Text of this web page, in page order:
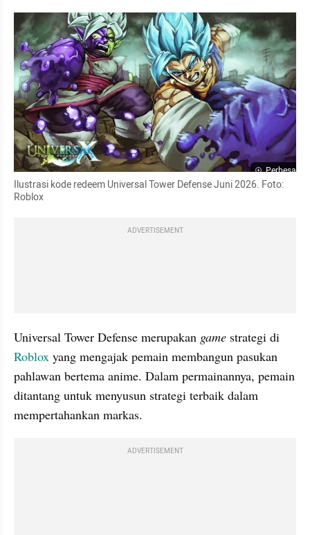
Perbesar
Ilustrasi kode redeem Universal Tower Defense Juni 2026. Foto:
Roblox
ADVERTISEMENT
Universal Tower Defense merupakan game
Roblox yang mengajak pemain membangun pasukan
pahlawan bertema anime. Dalam permainannya, pemain
ditantang untuk menyusun strategi terbaik dalam
mempertahankan markas.
ADVERTISEMENT